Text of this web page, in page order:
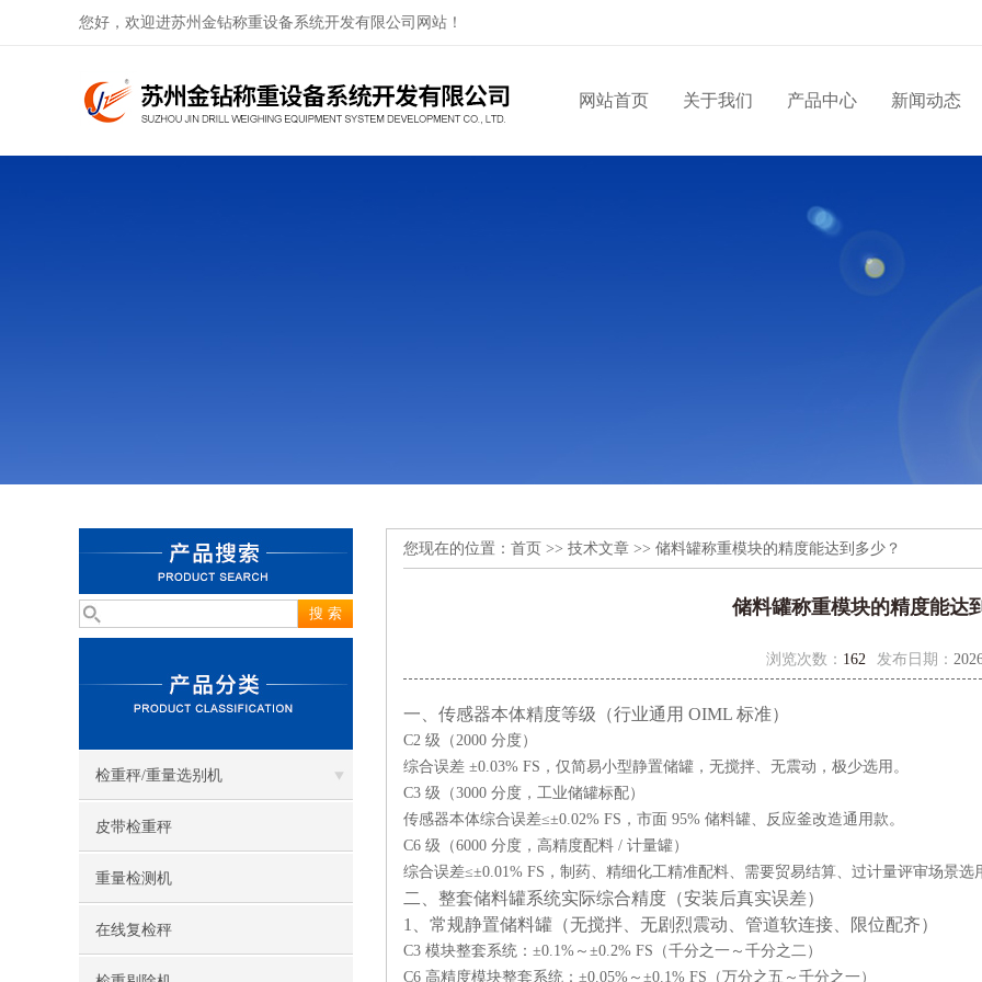
您好，欢迎进苏州金钻称重设备系统开发有限公司网站！
网站首页 关于我们 产品中心 新闻动态
检重秤/重量选别机
皮带检重秤
重量检测机
在线复检秤
您现在的位置： 首页 >> 技术文章 >> 储料罐称重模块的精度能达到多少？
储料罐称重模块的精度能达
浏览次数： 162 发布日期：
一、传感器本体精度等级（行业通用 OIML 标准）
C2 级（2000 分度）
综合误差 ±0.03% FS，仅简易小型静置储罐，无搅拌、无震动，极少选用。
C3 级（3000 分度，工业储罐标配）
传感器本体综合误差≤±0.02% FS，市面 95% 储料罐、反应釜改造通用款。
C6 级（6000 分度，高精度配料 / 计量罐）
综合误差≤±0.01% FS，制药、精细化工精准配料、需要贸易结算、过计量评审场景选
二、整套储料罐系统实际综合精度（安装后真实误差）
1、常规静置储料罐（无搅拌、无剧烈震动、管道软连接、限位配齐）
C3 模块整套系统： ±0.1%～±0.2% FS（千分之一～千分之二）
C6 高精度模块整套系统： ±0.05%～±0.1% FS（万分之五～千分之一）